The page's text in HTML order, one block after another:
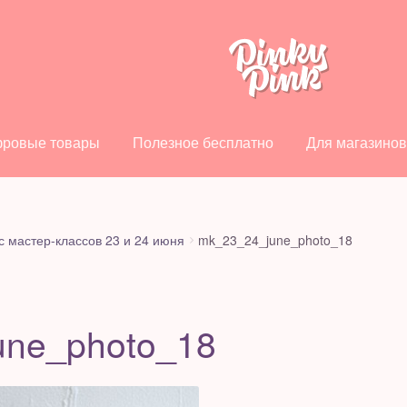
товары Полезное бесплатно Для магазинов
мастер-классов 23 и 24 июня mk_23_24_june_photo_18